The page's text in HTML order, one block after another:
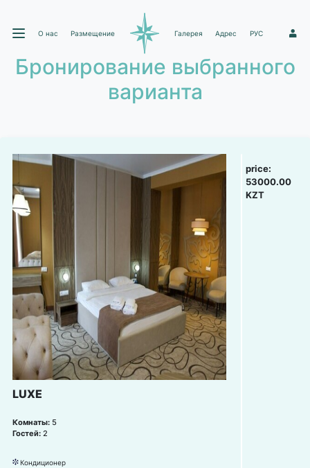
О нас Размещение Галерея Адрес РУС 1
Бронирование выбранного
варианта
LUXE
Комнаты: 5
Гостей: 2
뀸 Кондиционер
price:
53000.00
KZT